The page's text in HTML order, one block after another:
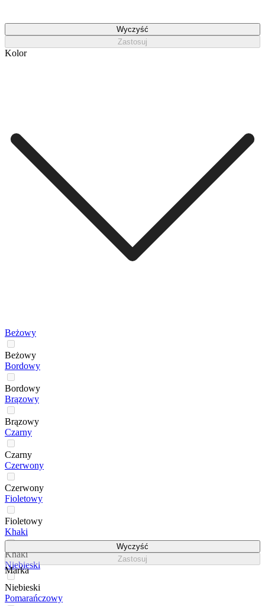
Wyczyść
Zastosuj
Kolor
Beżowy
Beżowy
Bordowy
Bordowy
Brązowy
Brązowy
Czarny
Czarny
Czerwony
Czerwony
Fioletowy
Fioletowy
Khaki
Khaki
Niebieski
Niebieski
Pomarańczowy
Wyczyść
Zastosuj
Marka